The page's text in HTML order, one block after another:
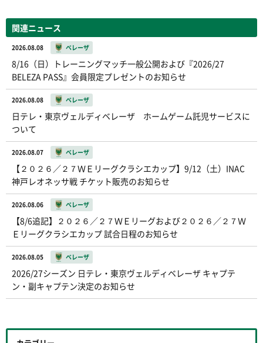
関連ニュース
2026.08.08 ベレーザ
8/16（日）トレーニングマッチ一般公開および『2026/27
BELEZA PASS』会員限定プレゼントのお知らせ
2026.08.08 ベレーザ
日テレ・東京ヴェルディベレーザ ホームゲーム託児サービスに
ついて
2026.08.07 ベレーザ
【２０２６／２７ＷＥリーグクラシエカップ】9/12（土）INAC
神戸レオネッサ戦 チケット販売のお知らせ
2026.08.06 ベレーザ
【8/6追記】２０２６／２７ＷＥリーグおよび２０２６／２７Ｗ
Ｅリーグクラシエカップ 試合日程のお知らせ
2026.08.05 ベレーザ
2026/27シーズン 日テレ・東京ヴェルディベレーザ キャプテ
ン・副キャプテン決定のお知らせ